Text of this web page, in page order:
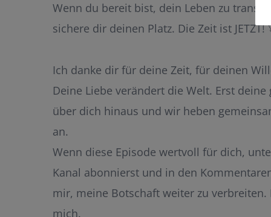
Wenn du bereit bist, dein Leben zu
sichere dir deinen Platz. Die Zeit ist JETZT!
Ich danke dir für deine Zeit, für deinen
Deine Liebe verändert die Welt. Erst
über dich hinaus und wir heben
an.
Wenn diese Episode wertvoll für dich,
Kanal abonnierst und in den
mir, meine Botschaft weiter zu verbreiten.
mich.